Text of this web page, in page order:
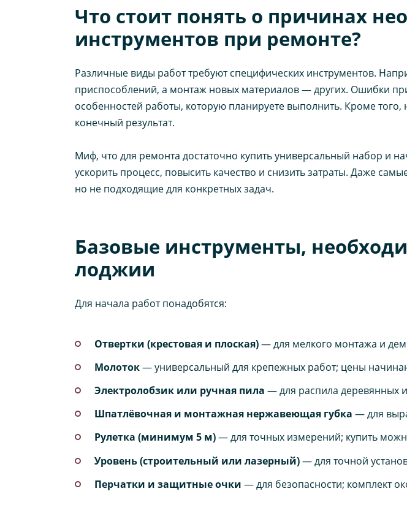
Что стоит понять о причинах
инструментов при ремонте?
Различные виды работ требуют специфических инструментов.
приспособлений, а монтаж новых материалов — других. Ошибки
особенностей работы, которую планируете выполнить. Кроме того,
конечный результат.
Миф, что для ремонта достаточно купить универсальный набор и
ускорить процесс, повысить качество и снизить затраты. Даже
но не подходящие для конкретных задач.
Базовые инструменты,
лоджии
Для начала работ понадобятся:
Отвертки (крестовая и плоская)— для мелкого монтажа и
Молоток— универсальный для крепежных работ; цены
Электролобзик или ручная пила — для распила деревянных
Шпатлёвочная и монтажная нержавеющая губка — для
Рулетка (минимум 5 м)— для точных измерений; купить
Уровень (строительный или лазерный)— для точной
Перчатки и защитные очки — для безопасности; комплект